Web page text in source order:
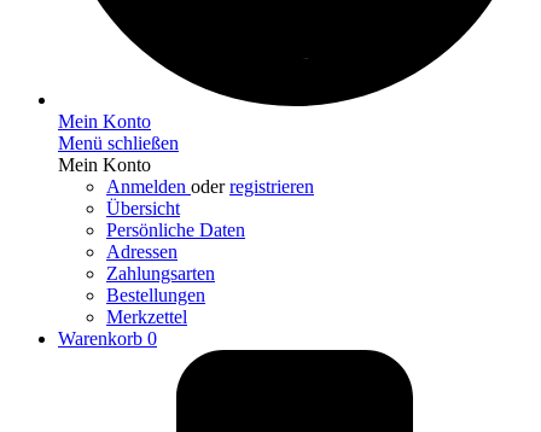
Mein Konto
Menü schließen
Mein Konto
Anmelden oderregistrieren
Übersicht
Persönliche Daten
Adressen
Zahlungsarten
Bestellungen
Merkzettel
Warenkorb 0